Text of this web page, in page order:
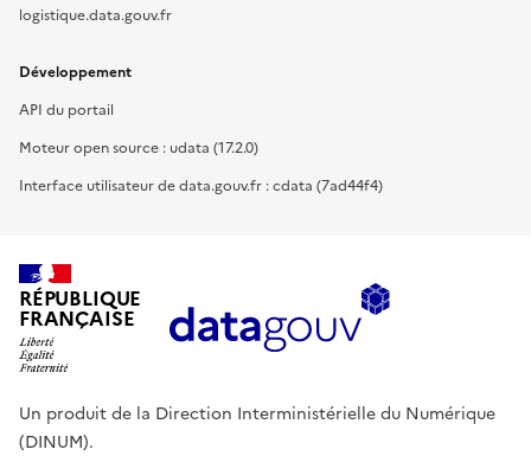
logistique.data.gouv.fr
Développement
API du portail
Moteur open source : udata (17.2.0)
Interface utilisateur de data.gouv.fr : cdata (7ad44f4)
RÉPUBLIQUE
FRANÇAISE
Un produit de la Direction Interministérielle du Numérique
(DINUM).